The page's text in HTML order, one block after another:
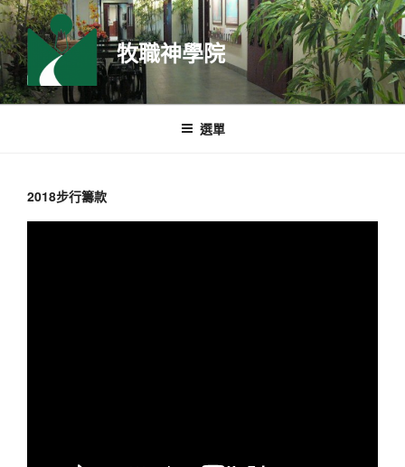
跳
至
主
要
內
牧職神學院
選單
2018步行籌款